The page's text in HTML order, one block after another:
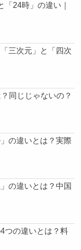
「24時」の違い｜
三次元」と「四次
同じじゃないの？
の違いとは？実際
の違いとは？中国
つの違いとは？料